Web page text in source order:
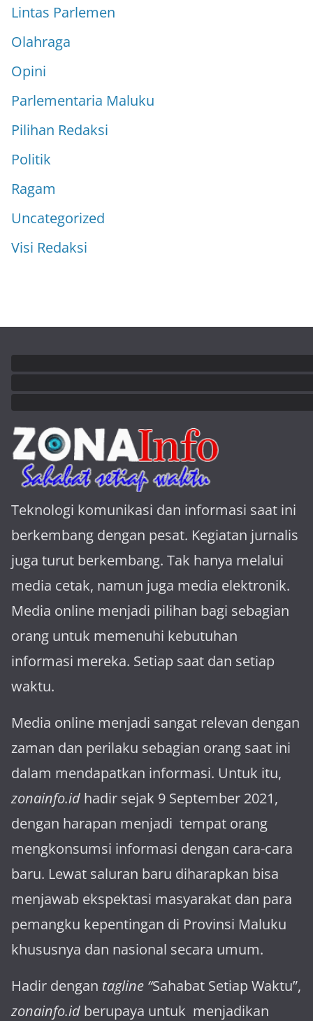
Lintas Parlemen
Olahraga
Opini
Parlementaria Maluku
Pilihan Redaksi
Politik
Ragam
Uncategorized
Visi Redaksi
Teknologi komunikasi dan informasi saat ini
berkembang dengan pesat. Kegiatan jurnalis
juga turut berkembang. Tak hanya melalui
media cetak, namun juga media elektronik.
Media online menjadi pilihan bagi sebagian
orang untuk memenuhi kebutuhan
informasi mereka. Setiap saat dan setiap
waktu.
Media online menjadi sangat relevan dengan
za­man dan perilaku sebagian orang saat ini
dalam mendapatkan informasi. Untuk itu,
zonainfo.id hadir sejak 9 September 2021,
dengan harapan menjadi tem­pat orang
mengkonsumsi informasi dengan cara-cara
baru. Lewat sa­luran ba­ru diharapkan bisa
menja­wab ekspektasi masya­rakat dan para
pemangku kepen­tingan di Provinsi Maluku
khususnya dan nasional secara umum.
Hadir dengan tagline “Sahabat Setiap Waktu”,
zonainfo.id berupaya untuk menjadikan